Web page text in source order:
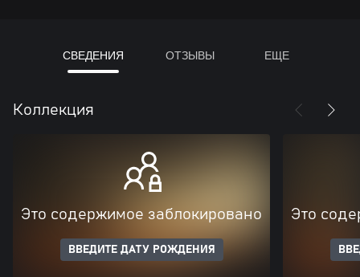
СВЕДЕНИЯ ОТЗЫВЫ ЕЩЕ
Коллекция
Это содержимое заблокировано
ВВЕДИТЕ ДАТУ РОЖДЕНИЯ
Это